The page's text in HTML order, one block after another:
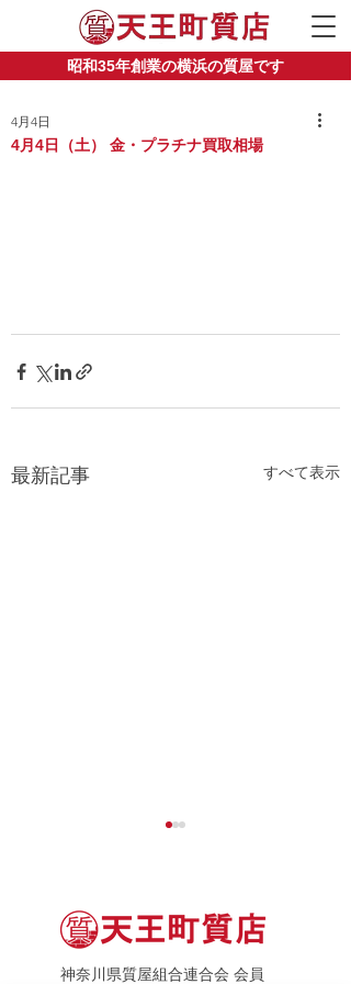
昭和35年創業の横浜の質屋です
4月4日（土） 金・プラチナ買取相場
4月4日
最新記事 すべて表示
神奈川県質屋組合連合会 会員